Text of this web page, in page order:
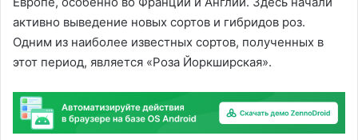
активно выведение новых сортов и гибридов роз.
Одним из наиболее известных сортов, полученных в
этот период, является «Роза Йоркширская».